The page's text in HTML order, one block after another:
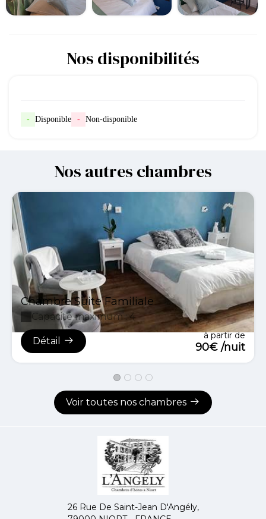
Nos disponibilités
- Disponible - Non-disponible
Nos autres chambres
Chambre Suite Familiale
Capacité maximum : 4
Détail
à partir de
90€ /nuit
Voir toutes nos chambres
26 Rue De Saint-Jean D'Angély,